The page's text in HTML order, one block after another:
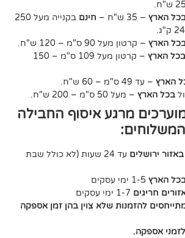
חינם
בקנייה מעל 250
– 120 ש"ח.
– קרטון מעל 109 ס"מ – 150
ש"ח.
איסוף החבילה
עד 24 שעות (לא כולל שבת
צוין בהן זמן אספקה